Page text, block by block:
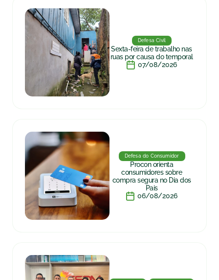
Defesa Civil
Sexta-feira de trabalho nas
ruas por causa do temporal
07/08/2026
Defesa do Consumidor
Procon orienta
consumidores sobre
compra segura no Dia dos
Pais
06/08/2026